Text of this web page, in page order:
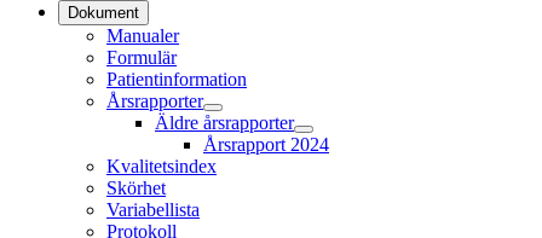
Dokument
Manualer
Formulär
Patientinformation
Årsrapporter
Äldre årsrapporter
Årsrapport 2024
Kvalitetsindex
Skörhet
Variabellista
Protokoll